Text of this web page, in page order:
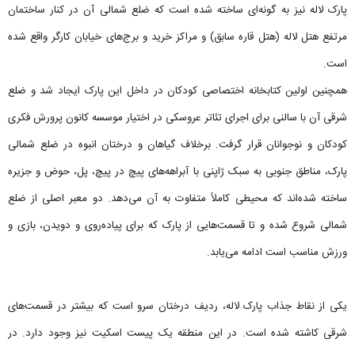
پارک لاله نیز به گونه‌ای ساخته شده است که ضلع شمالی آن در کنار ساختمان
مرتفع هتل لاله (هتل قاره سابق) و مراکز خرید و برج‌های خیابان کارگر واقع شده
است.
همچنین اولین کتابخانه اختصاصی کودکان در داخل این پارک ایجاد شد و ضلع
شرقی آن با سالنی برای اجرای تئاتر عروسکی در اختیار موسسه کانون پرورش فکری
کودکان و نوجوانان قرار گرفت. برخلاف گیاهان و درختان انبوه در ضلع شمالی
پارک، مناطق جنوبی به سبک ژاپنی با آبراهه‌های پیچ در پیچ، پل، حوض و جزیره
ساخته شده‌اند که محیطی کاملاً متفاوت به آن می‌دهد. دو معبر اصلی از ضلع
شمالی شروع شده و تا قسمت‌هایی از پارک که برای پیاده‌روی و دویدن، بازی و
ورزش مناسب است ادامه می‌یابد.
یکی از نقاط جذاب پارک لاله، ردیف درختان سرو است که بیشتر در قسمت‌های
شرقی کاشته شده است. در این منطقه یک پیست اسکیت نیز وجود دارد. در